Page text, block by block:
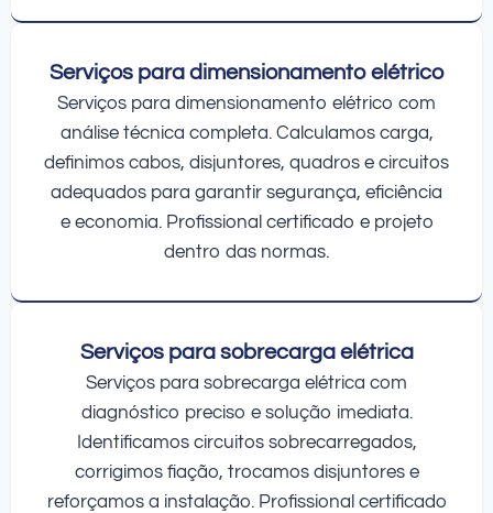
Serviços para dimensionamento elétrico
Serviços para dimensionamento elétrico com
análise técnica completa. Calculamos carga,
definimos cabos, disjuntores, quadros e circuitos
adequados para garantir segurança, eficiência
e economia. Profissional certificado e projeto
dentro das normas.
Serviços para sobrecarga elétrica
Serviços para sobrecarga elétrica com
diagnóstico preciso e solução imediata.
Identificamos circuitos sobrecarregados,
corrigimos fiação, trocamos disjuntores e
reforçamos a instalação. Profissional certificado